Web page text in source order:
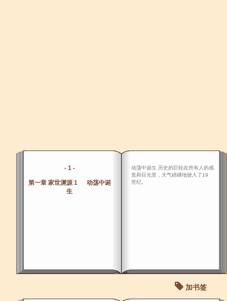
- 1 -
第一章 家世渊源 1 动荡中诞
生
动荡中诞生 历史的巨轮在所有人的感
觉和目光里，大气磅礴地驶入了19
世纪。
加书签